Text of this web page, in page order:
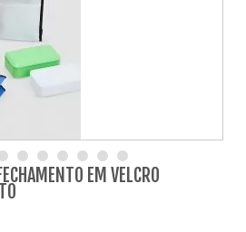
EM VELCRO